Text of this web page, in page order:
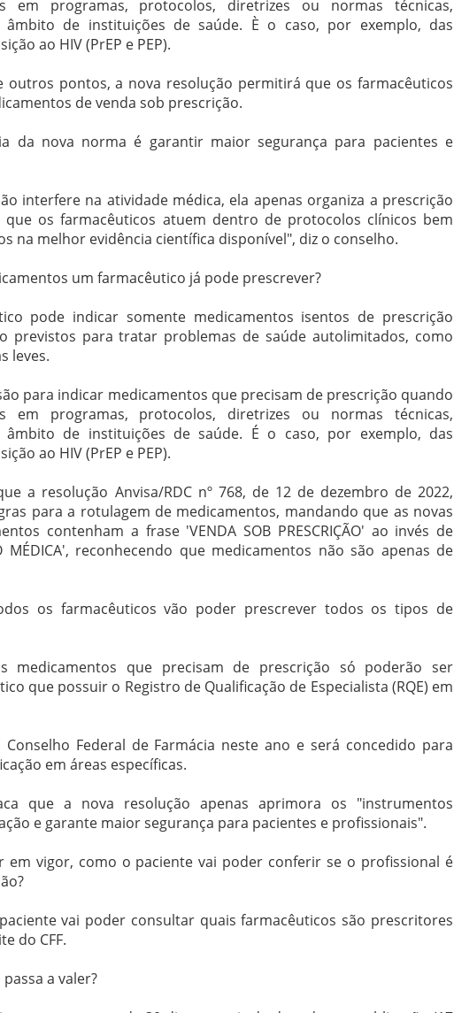
em programas, protocolos, diretrizes ou normas técnicas,
de instituições de saúde. È o caso, por exemplo, das
ao HIV (PrEP e PEP).
pontos, a nova resolução permitirá que os farmacêuticos
de venda sob prescrição.
da nova norma é garantir maior segurança para pacientes e
interfere na atividade médica, ela apenas organiza a prescrição
que os farmacêuticos atuem dentro de protocolos clínicos bem
na melhor evidência científica disponível", diz o conselho.
um farmacêutico já pode prescrever?
pode indicar somente medicamentos isentos de prescrição
previstos para tratar problemas de saúde autolimitados, como
leves.
para indicar medicamentos que precisam de prescrição quando
em programas, protocolos, diretrizes ou normas técnicas,
de instituições de saúde. É o caso, por exemplo, das
ao HIV (PrEP e PEP).
a resolução Anvisa/RDC nº 768, de 12 de dezembro de 2022,
para a rotulagem de medicamentos, mandando que as novas
contenham a frase 'VENDA SOB PRESCRIÇÃO' ao invés de
MÉDICA', reconhecendo que medicamentos não são apenas de
os farmacêuticos vão poder prescrever todos os tipos de
medicamentos que precisam de prescrição só poderão ser
que possuir o Registro de Qualificação de Especialista (RQE) em
Federal de Farmácia neste ano e será concedido para
em áreas específicas.
que a nova resolução apenas aprimora os "instrumentos
e garante maior segurança para pacientes e profissionais".
em vigor, como o paciente vai poder conferir se o profissional é
vai poder consultar quais farmacêuticos são prescritores
do CFF.
a valer?